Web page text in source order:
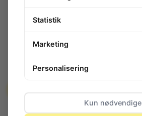
Statistik
Marketing
Personalisering
Kun nødvendige